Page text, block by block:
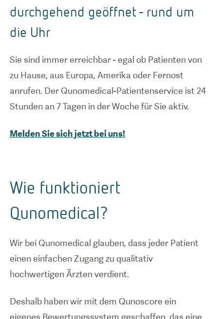
durchgehend geöffnet - rund um
die Uhr
Sie sind immer erreichbar - egal ob Patienten von
zu Hause, aus Europa, Amerika oder Fernost
anrufen. Der Qunomedical-Patientenservice ist 24
Stunden an 7 Tagen in der Woche für Sie aktiv.
Melden Sie sich jetzt bei uns!
Wie funktioniert
Qunomedical?
Wir bei Qunomedical glauben, dass jeder Patient
einen einfachen Zugang zu qualitativ
hochwertigen Ärzten verdient.
Deshalb haben wir mit dem Qunoscore ein
eigenes Bewertungssystem geschaffen, das eine